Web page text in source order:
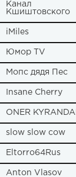
Канал
Кшиштовского
iMiles
Юмор TV
Мопс дядя Пес
Insane Cherry
ONER
slow slow cow
Eltorro64Rus
Anton Vlasov